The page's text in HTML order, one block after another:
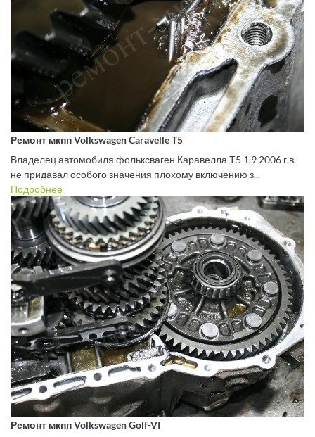
Ремонт мкпп Volkswagen Caravelle T5
Владелец автомобиля фольксваген Каравелла Т5 1.9 2006 г.в.
не придавал особого значения плохому включению з...
Подробнее
Ремонт мкпп Volkswagen Golf-VI